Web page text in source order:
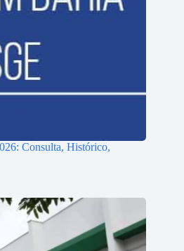
Consulta, Histórico,